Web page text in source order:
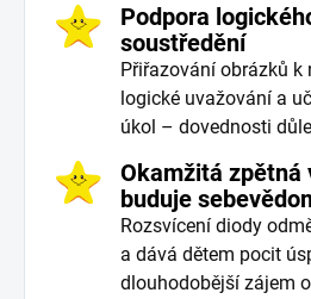
Podpora
soustředění
Přiřazování obrázků
logické uvažování a
úkol – dovednosti
Okamžitá zpětná
buduje
Rozsvícení diody
a dává dětem pocit
dlouhodobější zájem